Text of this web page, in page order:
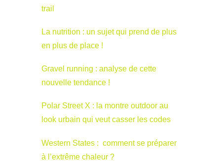
trail
La nutrition : un sujet qui prend de plus
en plus de place !
Gravel running : analyse de cette
nouvelle tendance !
Polar Street X : la montre outdoor au
look urbain qui veut casser les codes
Western States : comment se préparer
à l’extrême chaleur ?